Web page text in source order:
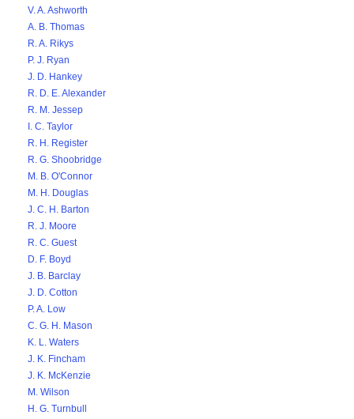
V. A. Ashworth
A. B. Thomas
R. A. Rikys
P. J. Ryan
J. D. Hankey
R. D. E. Alexander
R. M. Jessep
I. C. Taylor
R. H. Register
R. G. Shoobridge
M. B. O'Connor
M. H. Douglas
J. C. H. Barton
R. J. Moore
R. C. Guest
D. F. Boyd
J. B. Barclay
J. D. Cotton
P. A. Low
C. G. H. Mason
K. L. Waters
J. K. Fincham
J. K. McKenzie
M. Wilson
H. G. Turnbull